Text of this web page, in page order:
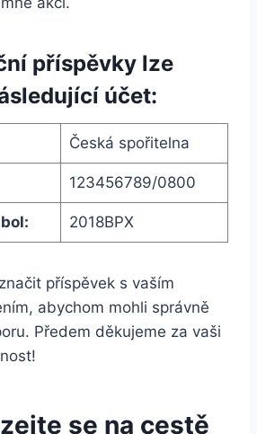
příspěvky lze
účet:
Česká spořitelna
123456789/0800
2018BPX
příspěvek s vaším
abychom mohli správně
Předem děkujeme za vaši
se na cestě